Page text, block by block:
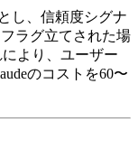
し、信頼度シグナ
ラグ立てされた場
より、ユーザー
のコストを60〜